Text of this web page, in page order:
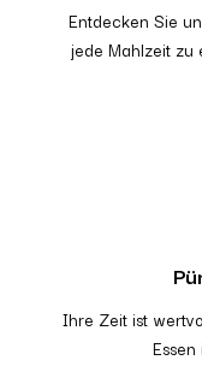
Entdecken Sie
jede Mahlzeit zu
Ihre Zeit ist